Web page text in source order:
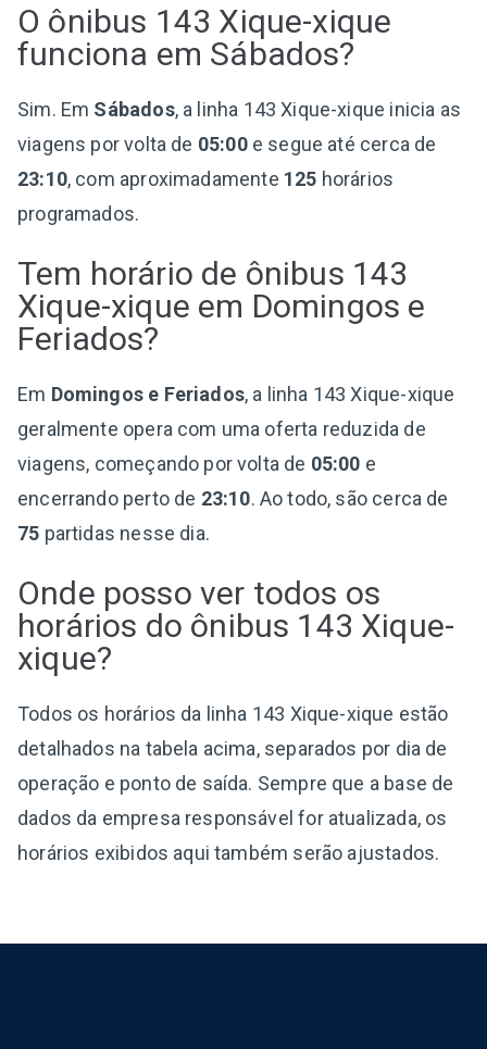
O ônibus 143 Xique-xique
funciona em Sábados?
Sim. Em Sábados, a linha 143 Xique-xique inicia as
viagens por volta de 05:00e segue até cerca de
23:10, com aproximadamente 125 horários
programados.
Tem horário de ônibus 143
Xique-xique em Domingos e
Feriados?
Em Domingos e Feriados, a linha 143 Xique-xique
geralmente opera com uma oferta reduzida de
viagens, começando por volta de 05:00 e
encerrando perto de 23:10. Ao todo, são cerca de
75 partidas nesse dia.
Onde posso ver todos os
horários do ônibus 143 Xique-
xique?
Todos os horários da linha 143 Xique-xique estão
detalhados na tabela acima, separados por dia de
operação e ponto de saída. Sempre que a base de
dados da empresa responsável for atualizada, os
horários exibidos aqui também serão ajustados.